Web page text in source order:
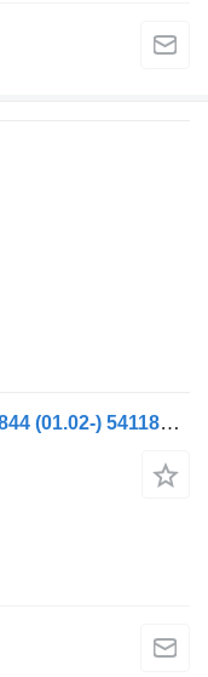
Mercedes-Benz Actros MP2/MP3 1844 (01.02-) 5411802252 olie aanzuigbuis voor Mercedes-Benz Actros, Axor MP1, MP2, MP3 (1996-2014) trekker